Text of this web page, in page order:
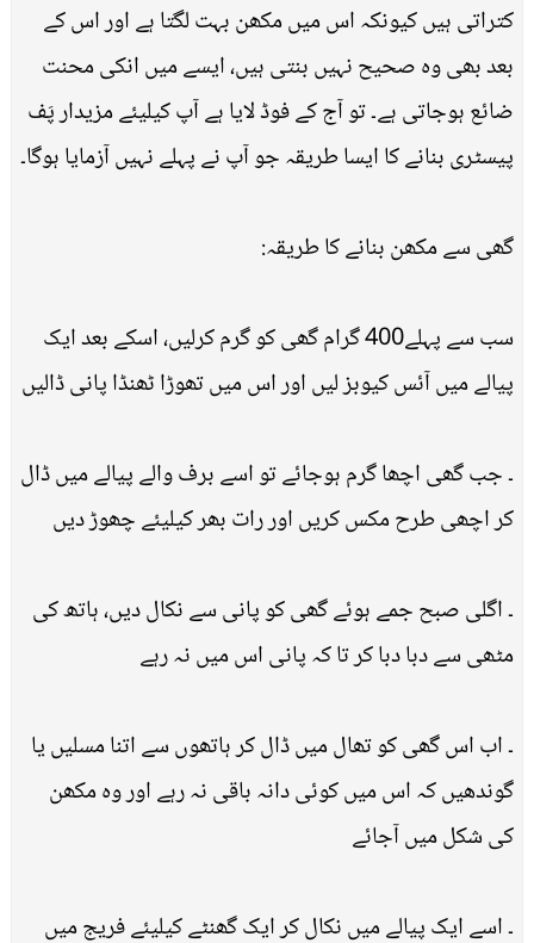
کتراتی ہیں کیونکہ اس میں مکھن بہت لگتا ہے اور اس کے
بعد بھی وہ صحیح نہیں بنتی ہیں، ایسے میں انکی محنت
ضائع ہوجاتی ہے۔ تو آج کے فوڈ لایا ہے آپ کیلیئے مزیدار پَف
پیسٹری بنانے کا ایسا طریقہ جو آپ نے پہلے نہیں آزمایا ہوگا۔
گھی سے مکھن بنانے کا طریقہ:
سب سے پہلے400 گرام گھی کو گرم کرلیں، اسکے بعد ایک
پیالے میں آئس کیوبز لیں اور اس میں تھوڑا ٹھنڈا پانی ڈالیں
۔ جب گھی اچھا گرم ہوجائے تو اسے برف والے پیالے میں ڈال
کر اچھی طرح مکس کریں اور رات بھر کیلیئے چھوڑ دیں
۔ اگلی صبح جمے ہوئے گھی کو پانی سے نکال دیں، ہاتھ کی
مٹھی سے دبا دبا کر تا کہ پانی اس میں نہ رہے
۔ اب اس گھی کو تھال میں ڈال کر ہاتھوں سے اتنا مسلیں یا
گوندھیں کہ اس میں کوئی دانہ باقی نہ رہے اور وہ مکھن
کی شکل میں آجائے
۔ اسے ایک پیالے میں نکال کر ایک گھنٹے کیلیئے فریج میں